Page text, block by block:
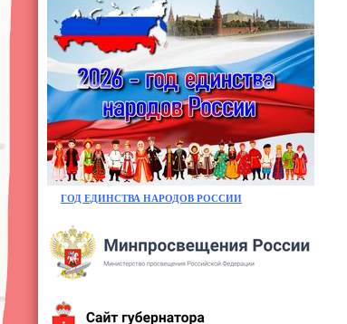
ГОД ЕДИНСТВА НАРОДОВ РОССИИ